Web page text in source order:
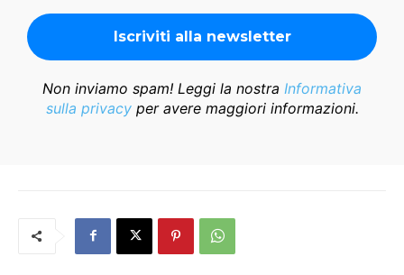
Non inviamo spam! Leggi la nostra Informativa
sulla privacyper avere maggiori informazioni.